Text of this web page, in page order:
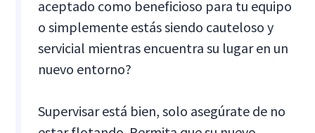
aceptado como beneficioso para tu equipo
o simplemente estás siendo cauteloso y
servicial mientras encuentra su lugar en un
nuevo entorno?
Supervisar está bien, solo asegúrate de no